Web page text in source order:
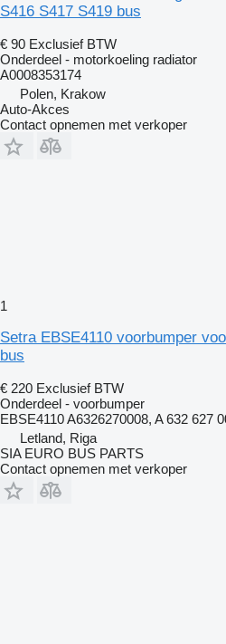
S416 S417 S419 bus
€ 90 Exclusief BTW
Onderdeel - motorkoeling radiator
A0008353174
Polen, Krakow
Auto-Akces
Contact opnemen met verkoper
1
Setra EBSE4110 voorbumper
bus
€ 220 Exclusief BTW
Onderdeel - voorbumper
EBSE4110 A6326270008, A 632 627
Letland, Riga
SIA EURO BUS PARTS
Contact opnemen met verkoper